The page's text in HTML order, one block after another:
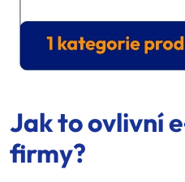
Jak to ovlivní
firmy?